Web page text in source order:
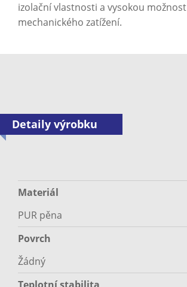
izolační vlastnosti a vysokou možnost
mechanického zatížení.
Detaily výrobku
Materiál
PUR pěna
Povrch
Žádný